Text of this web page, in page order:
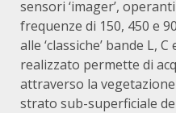
sensori ‘imager’,
frequenze di 150, 450 e
alle ‘classiche’ bande L,
realizzato permette di
attraverso la
strato sub-superficiale